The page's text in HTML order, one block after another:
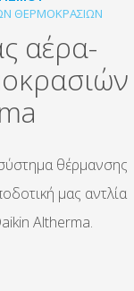
ΘΕΡΜΟΚΡΑΣΙΏΝ
αέρα-
θέρμανσης
μας αντλία
Altherma.